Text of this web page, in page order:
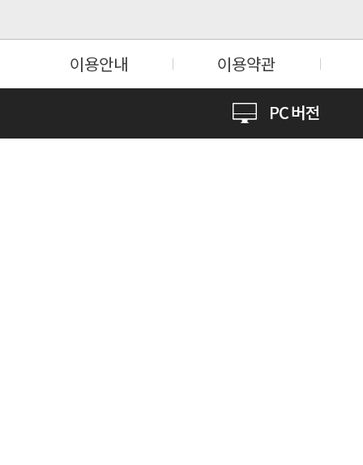
이용안내 이용약관